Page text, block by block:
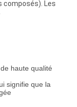
composés). Les
haute qualité
signifie que la